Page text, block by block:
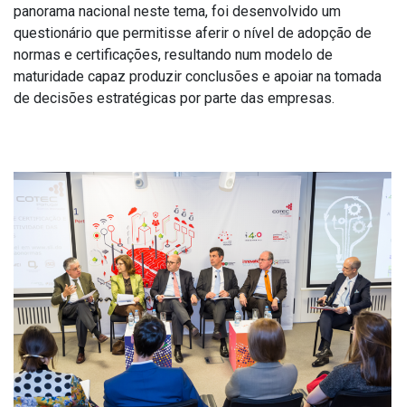
panorama nacional neste tema, foi desenvolvido um
questionário que permitisse aferir o nível de adopção de
normas e certificações, resultando num modelo de
maturidade capaz produzir conclusões e apoiar na tomada
de decisões estratégicas por parte das empresas.